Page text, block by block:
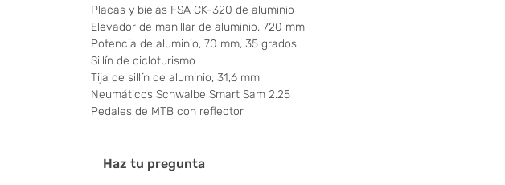
Placas y bielas FSA CK-320 de aluminio
Elevador de manillar de aluminio, 720 mm
Potencia de aluminio, 70 mm, 35 grados
Sillín de cicloturismo
Tija de sillín de aluminio, 31,6 mm
Neumáticos Schwalbe Smart Sam 2.25
Pedales de MTB con reflector
Haz tu pregunta